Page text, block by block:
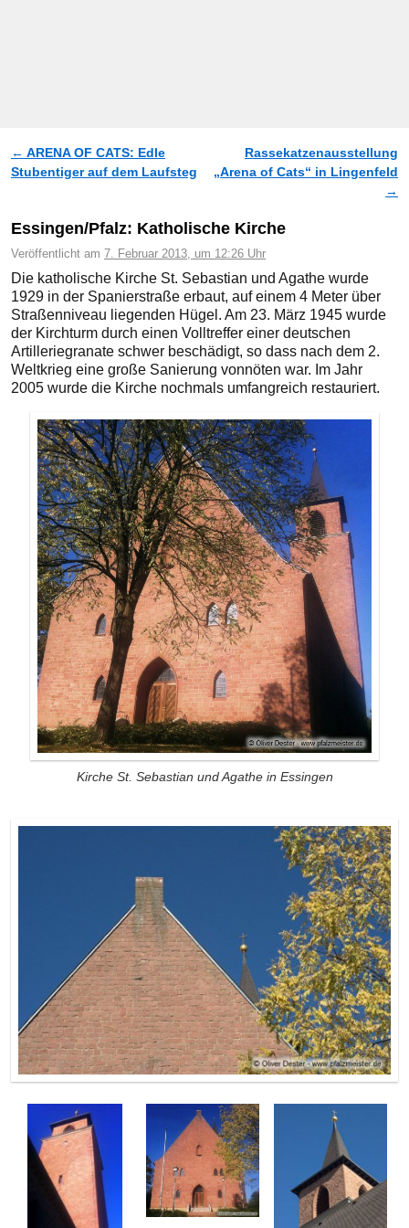
Artikelnavigation
← ARENA OF CATS: Edle
Stubentiger auf dem Laufsteg
Rassekatzenausstellung
„Arena of Cats“ in Lingenfeld
→
Essingen/Pfalz: Katholische Kirche
Veröffentlicht am 7. Februar 2013, um 12:26 Uhr
Die katholische Kirche St. Sebastian und Agathe wurde
1929 in der Spanierstraße erbaut, auf einem 4 Meter über
Straßenniveau liegenden Hügel. Am 23. März 1945 wurde
der Kirchturm durch einen Volltreffer einer deutschen
Artilleriegranate schwer beschädigt, so dass nach dem 2.
Weltkrieg eine große Sanierung vonnöten war. Im Jahr
2005 wurde die Kirche nochmals umfangreich restauriert.
Kirche St. Sebastian und Agathe in Essingen